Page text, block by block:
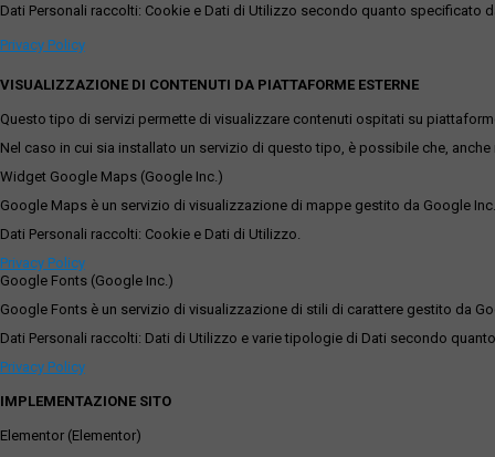
Dati Personali raccolti: Cookie e Dati di Utilizzo secondo quanto specificato
Privacy Policy
VISUALIZZAZIONE DI CONTENUTI DA PIATTAFORME ESTERNE
Questo tipo di servizi permette di visualizzare contenuti ospitati su
Nel caso in cui sia installato un servizio di questo tipo, è possibile che,
Widget Google Maps (Google Inc.)
Google Maps è un servizio di visualizzazione di mappe gestito da Google
Dati Personali raccolti: Cookie e Dati di Utilizzo.
Privacy Policy
Google Fonts (Google Inc.)
Google Fonts è un servizio di visualizzazione di stili di carattere gestito da
Dati Personali raccolti: Dati di Utilizzo e varie tipologie di Dati secondo
Privacy Policy
IMPLEMENTAZIONE SITO
Elementor (Elementor)